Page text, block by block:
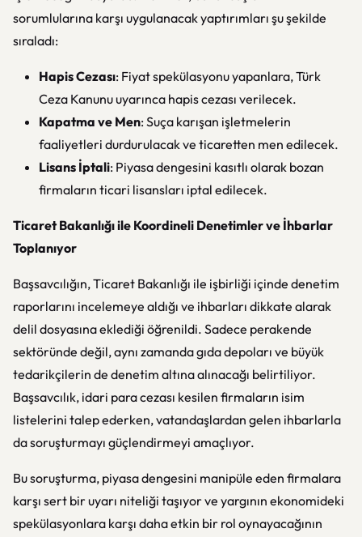
sorumlularına karşı uygulanacak yaptırımları şu şekilde
sıraladı:
Hapis Cezası: Fiyat spekülasyonu yapanlara, Türk
Ceza Kanunu uyarınca hapis cezası verilecek.
Kapatma ve Men: Suça karışan işletmelerin
faaliyetleri durdurulacak ve ticaretten men edilecek.
Lisans İptali: Piyasa dengesini kasıtlı olarak bozan
firmaların ticari lisansları iptal edilecek.
Ticaret Bakanlığı ile Koordineli Denetimler ve İhbarlar
Toplanıyor
Başsavcılığın, Ticaret Bakanlığı ile işbirliği içinde denetim
raporlarını incelemeye aldığı ve ihbarları dikkate alarak
delil dosyasına eklediği öğrenildi. Sadece perakende
sektöründe değil, aynı zamanda gıda depoları ve büyük
tedarikçilerin de denetim altına alınacağı belirtiliyor.
Başsavcılık, idari para cezası kesilen firmaların isim
listelerini talep ederken, vatandaşlardan gelen ihbarlarla
da soruşturmayı güçlendirmeyi amaçlıyor.
Bu soruşturma, piyasa dengesini manipüle eden firmalara
karşı sert bir uyarı niteliği taşıyor ve yargının ekonomideki
spekülasyonlara karşı daha etkin bir rol oynayacağının